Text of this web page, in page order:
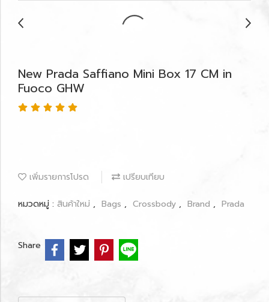
New Prada Saffiano Mini Box 17 CM in
Fuoco GHW
เพิ่มรายการโปรด เปรียบเทียบ
หมวดหมู่ : สินค้าใหม่ , Bags , Crossbody , Brand , Prada
Share